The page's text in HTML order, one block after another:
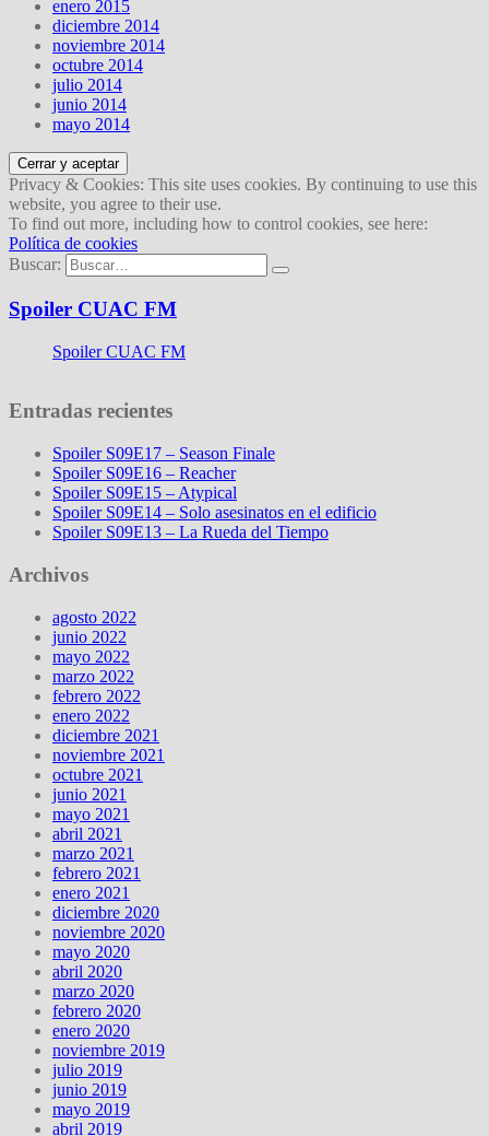
enero 2015
diciembre 2014
noviembre 2014
octubre 2014
julio 2014
junio 2014
mayo 2014
Privacy & Cookies: This site uses cookies. By continuing to use this
website, you agree to their use.
To find out more, including how to control cookies, see here:
Política de cookies
Buscar:
Spoiler CUAC FM
Spoiler CUAC FM
Entradas recientes
Spoiler S09E17 – Season Finale
Spoiler S09E16 – Reacher
Spoiler S09E15 – Atypical
Spoiler S09E14 – Solo asesinatos en el edificio
Spoiler S09E13 – La Rueda del Tiempo
Archivos
agosto 2022
junio 2022
mayo 2022
marzo 2022
febrero 2022
enero 2022
diciembre 2021
noviembre 2021
octubre 2021
junio 2021
mayo 2021
abril 2021
marzo 2021
febrero 2021
enero 2021
diciembre 2020
noviembre 2020
mayo 2020
abril 2020
marzo 2020
febrero 2020
enero 2020
noviembre 2019
julio 2019
junio 2019
mayo 2019
abril 2019